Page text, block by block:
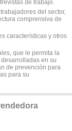
de trabajo.
del sector,
comprensiva de
características y otros
que le permita la
en su
de prevención para
para su